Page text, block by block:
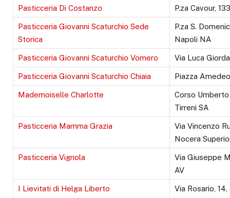
Pasticceria Di Costanzo P.za Cavour,
Pasticceria Giovanni Scaturchio Sede
Storica
P.za S.
Napoli NA
Pasticceria Giovanni Scaturchio Vomero Via Luca
Pasticceria Giovanni Scaturchio Chiaia Piazza
Mademoiselle Charlotte
Corso Umberto
Tirreni SA
Pasticceria Mamma Grazia
Via Vincenzo
Nocera
Pasticceria Vignola
Via Giuseppe
AV
I Lievitati di Helga Liberto Via Rosario,